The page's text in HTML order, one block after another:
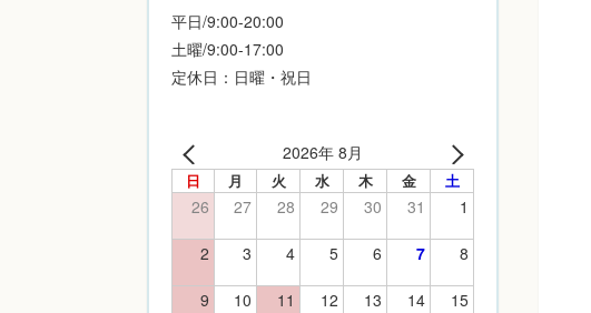
平日/9:00-20:00
土曜/9:00-17:00
定休日：日曜・祝日
2026年 8月
日 月 火 水 木 金 土
26 27 28 29 30 31 1
2 3 4 5 6 7 8
9 10 11 12 13 14 15